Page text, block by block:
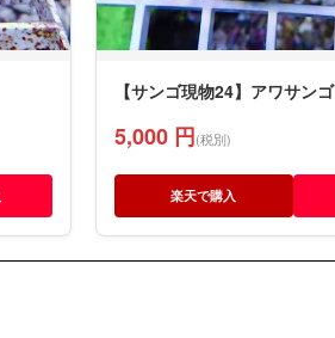
【サンゴ現物24】アワサンゴ
5,000 円(税別)
楽天で購入